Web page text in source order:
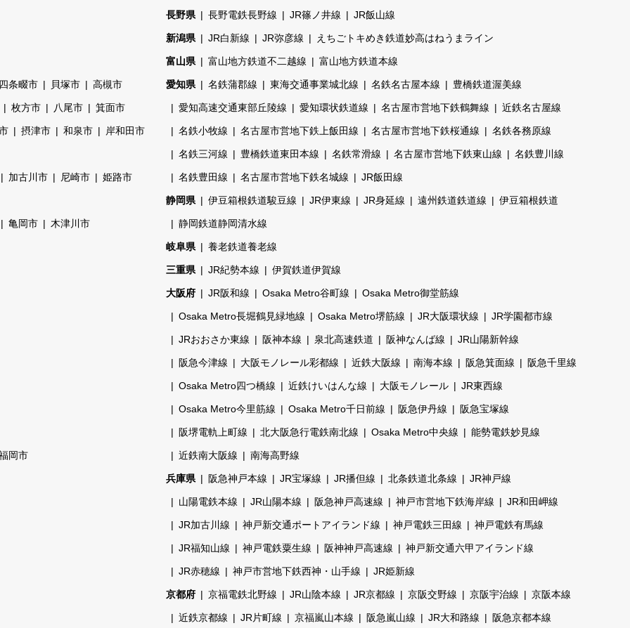
四条畷市 貝塚市 高槻市
枚方市 八尾市 箕面市
摂津市 和泉市 岸和田市
加古川市 尼崎市 姫路市
亀岡市 木津川市
岡市
長野県 長野電鉄長野線 JR篠ノ井線 JR飯山線
新潟県 JR白新線 JR弥彦線 えちごトキめき鉄道妙高はねうまライン
富山県 富山地方鉄道不二越線 富山地方鉄道本線
愛知県 名鉄蒲郡線 東海交通事業城北線 名鉄名古屋本線 豊橋鉄道渥美線
愛知高速交通東部丘陵線 愛知環状鉄道線 名古屋市営地下鉄鶴舞線 近鉄名古屋線
名鉄小牧線 名古屋市営地下鉄上飯田線 名古屋市営地下鉄桜通線 名鉄各務原線
名鉄三河線 豊橋鉄道東田本線 名鉄常滑線 名古屋市営地下鉄東山線 名鉄豊川線
名鉄豊田線 名古屋市営地下鉄名城線 JR飯田線
静岡県 伊豆箱根鉄道駿豆線 JR伊東線 JR身延線 遠州鉄道鉄道線 伊豆箱根鉄道
静岡鉄道静岡清水線
岐阜県 養老鉄道養老線
三重県 JR紀勢本線 伊賀鉄道伊賀線
大阪府 JR阪和線 Osaka Metro谷町線 Osaka Metro御堂筋線
Osaka Metro長堀鶴見緑地線 Osaka Metro堺筋線 JR大阪環状線 JR学園都市線
JRおおさか東線 阪神本線 泉北高速鉄道 阪神なんば線 JR山陽新幹線
阪急今津線 大阪モノレール彩都線 近鉄大阪線 南海本線 阪急箕面線 阪急千里線
Osaka Metro四つ橋線 近鉄けいはんな線 大阪モノレール JR東西線
Osaka Metro今里筋線 Osaka Metro千日前線 阪急伊丹線 阪急宝塚線
阪堺電軌上町線 北大阪急行電鉄南北線 Osaka Metro中央線 能勢電鉄妙見線
近鉄南大阪線 南海高野線
兵庫県 阪急神戸本線 JR宝塚線 JR播但線 北条鉄道北条線 JR神戸線
山陽電鉄本線 JR山陽本線 阪急神戸高速線 神戸市営地下鉄海岸線 JR和田岬線
JR加古川線 神戸新交通ポートアイランド線 神戸電鉄三田線 神戸電鉄有馬線
JR福知山線 神戸電鉄粟生線 阪神神戸高速線 神戸新交通六甲アイランド線
JR赤穂線 神戸市営地下鉄西神・山手線 JR姫新線
京都府 京福電鉄北野線 JR山陰本線 JR京都線 京阪交野線 京阪宇治線 京阪本線
近鉄京都線 JR片町線 京福嵐山本線 阪急嵐山線 JR大和路線 阪急京都本線